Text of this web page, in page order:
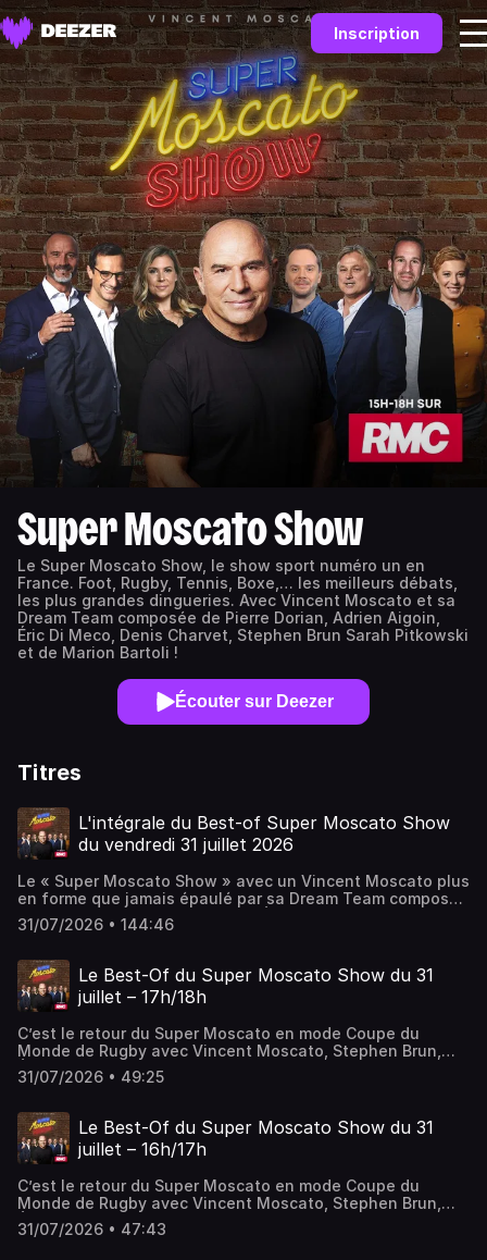
Inscription
Super Moscato Show
Le Super Moscato Show, le show sport numéro un en
France. Foot, Rugby, Tennis, Boxe,… les meilleurs débats,
les plus grandes dingueries. Avec Vincent Moscato et sa
Dream Team composée de Pierre Dorian, Adrien Aigoin,
Éric Di Meco, Denis Charvet, Stephen Brun Sarah Pitkowski
et de Marion Bartoli !
Écouter sur Deezer
Titres
L'intégrale du Best-of Super Moscato Show
du vendredi 31 juillet 2026
Le « Super Moscato Show » avec un Vincent Moscato plus
en forme que jamais épaulé par sa Dream Team composée
de Pierre Dorian, Adrien Aigoin, Éric Di Meco, Denis
Charvet, Stephen Brun et de Marion Bartoli, Philippe
pourquoi ne pas en rire !
31/07/2026 • 144:46
Le Best-Of du Super Moscato Show du 31
juillet – 17h/18h
C’est le retour du Super Moscato en mode Coupe du
Monde de Rugby avec Vincent Moscato, Stephen Brun,
Éric Di Meco, Denis Charvet et Marion Bartoli. Au
programme de cette dernière heure: les meilleurs débats
quizz sportif, le Kikadi.
31/07/2026 • 49:25
Le Best-Of du Super Moscato Show du 31
juillet – 16h/17h
C’est le retour du Super Moscato en mode Coupe du
Monde de Rugby avec Vincent Moscato, Stephen Brun,
Éric Di Meco, Denis Charvet et Marion Bartoli. Au
programme de cette deuxième heure: les meilleurs débats
31/07/2026 • 47:43